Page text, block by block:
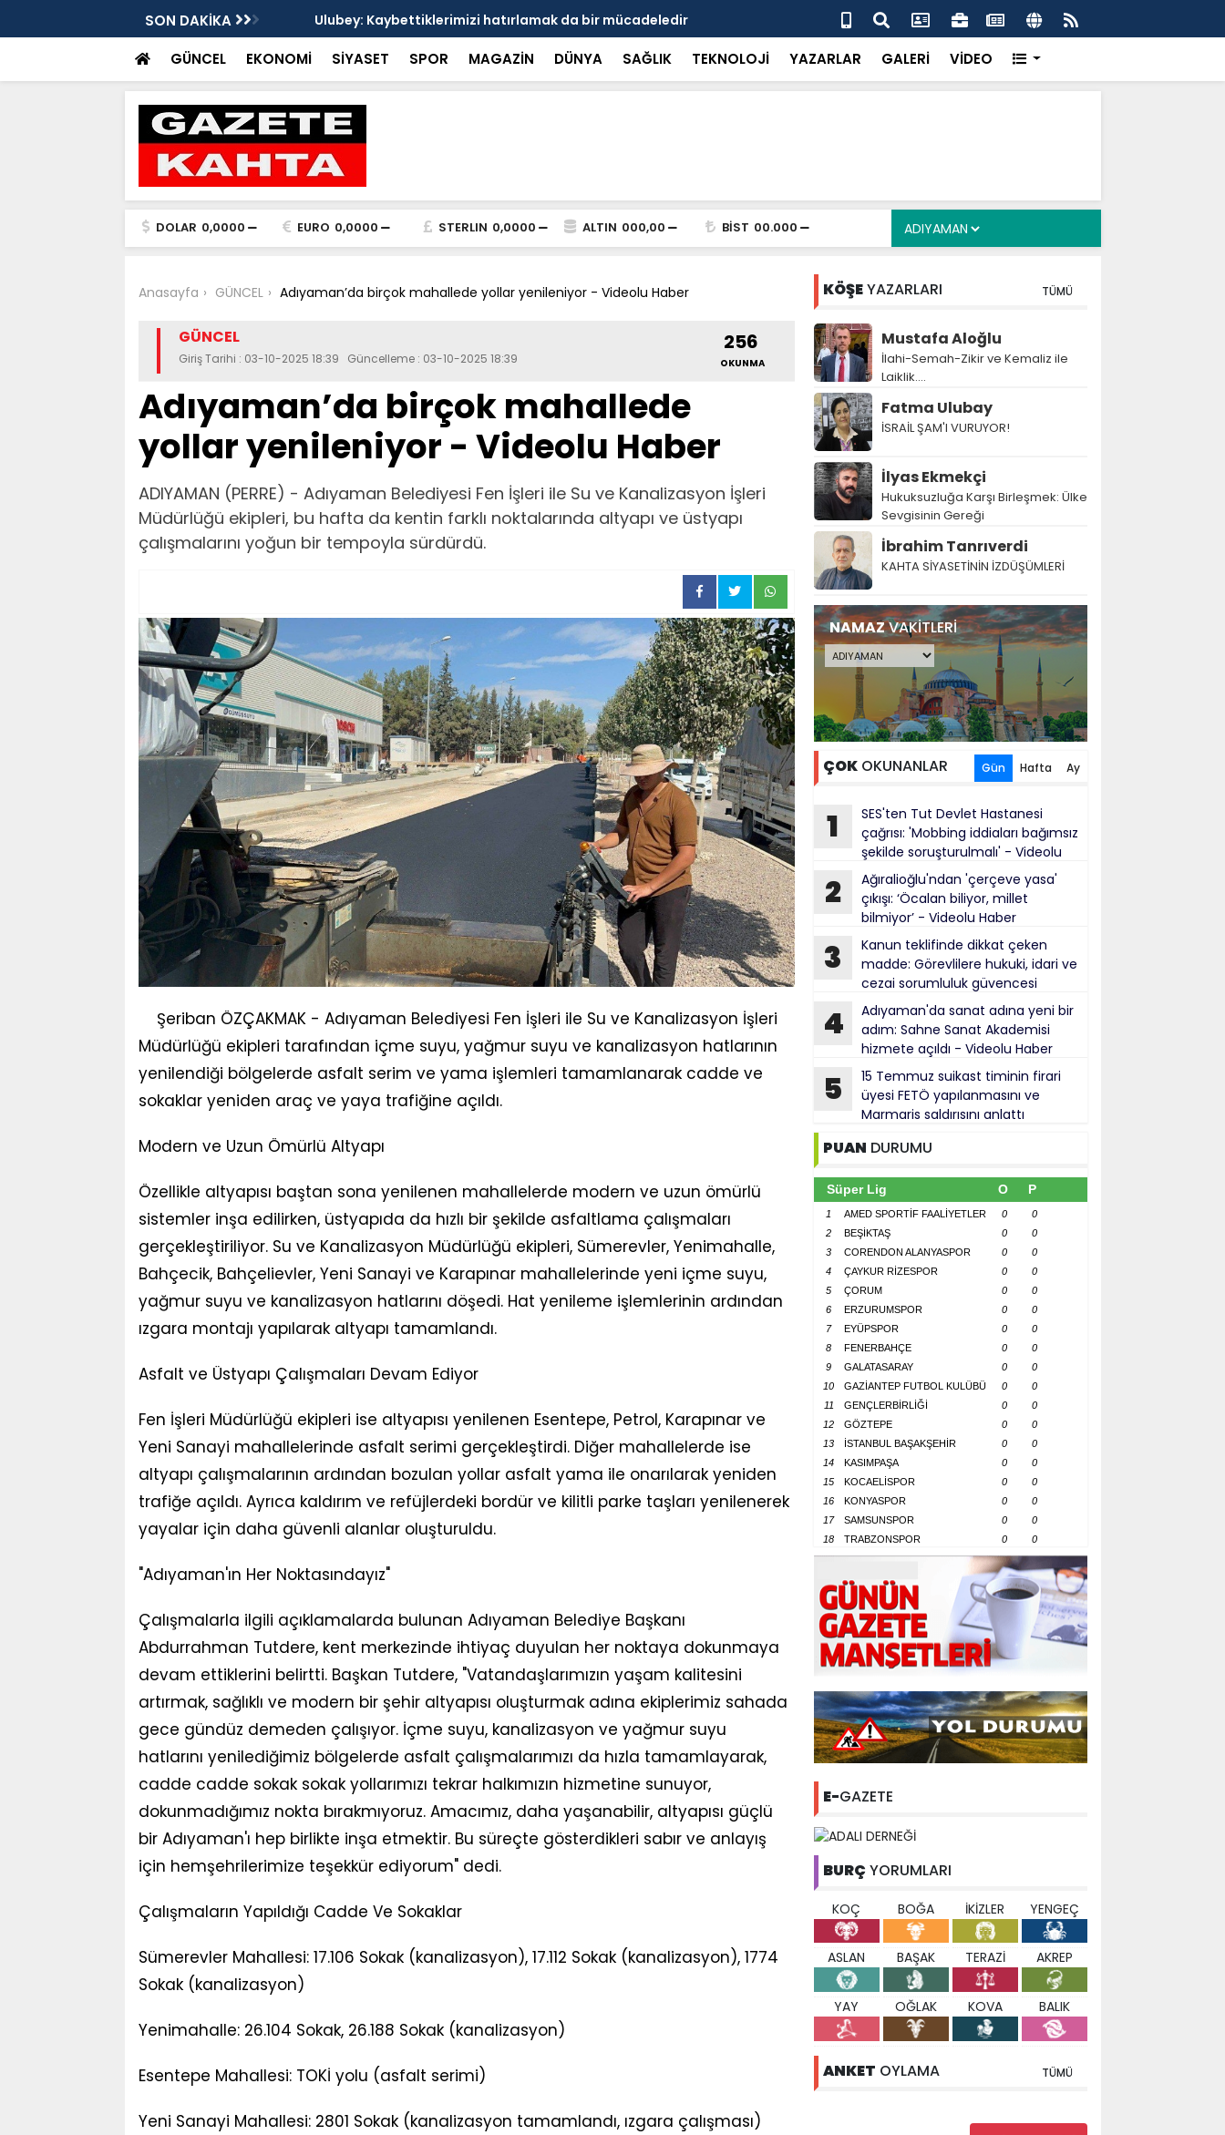
SON DAKİKA
yangın - Videolu Haber Ulubey: Kaybettiklerimizi hatırlamak da bir mücadeledir Başkan Hallaç, Gençlik Merkezi inşaatında incelemelerde bulundu
GÜNCEL EKONOMİ SİYASET SPOR MAGAZİN DÜNYA SAĞLIK TEKNOLOJİ YAZARLAR GALERİ VİDEO
DOLAR 0,0000 EURO 0,0000 STERLIN 0,0000 ALTIN 000,00 BİST 00.000
Anasayfa GÜNCEL Adıyaman’da birçok mahallede yollar yenileniyor - Videolu Haber
GÜNCEL
Giriş Tarihi : 03-10-2025 18:39 Güncelleme : 03-10-2025 18:39
256
OKUNMA
Adıyaman’da birçok mahallede
yollar yenileniyor - Videolu Haber
ADIYAMAN (PERRE) - Adıyaman Belediyesi Fen İşleri ile Su ve Kanalizasyon İşleri
Müdürlüğü ekipleri, bu hafta da kentin farklı noktalarında altyapı ve üstyapı
çalışmalarını yoğun bir tempoyla sürdürdü.
Şeriban ÖZÇAKMAK - Adıyaman Belediyesi Fen İşleri ile Su ve Kanalizasyon İşleri
Müdürlüğü ekipleri tarafından içme suyu, yağmur suyu ve kanalizasyon hatlarının
yenilendiği bölgelerde asfalt serim ve yama işlemleri tamamlanarak cadde ve
sokaklar yeniden araç ve yaya trafiğine açıldı.
Modern ve Uzun Ömürlü Altyapı
Özellikle altyapısı baştan sona yenilenen mahallelerde modern ve uzun ömürlü
sistemler inşa edilirken, üstyapıda da hızlı bir şekilde asfaltlama çalışmaları
gerçekleştiriliyor. Su ve Kanalizasyon Müdürlüğü ekipleri, Sümerevler, Yenimahalle,
Bahçecik, Bahçelievler, Yeni Sanayi ve Karapınar mahallelerinde yeni içme suyu,
yağmur suyu ve kanalizasyon hatlarını döşedi. Hat yenileme işlemlerinin ardından
ızgara montajı yapılarak altyapı tamamlandı.
Asfalt ve Üstyapı Çalışmaları Devam Ediyor
Fen İşleri Müdürlüğü ekipleri ise altyapısı yenilenen Esentepe, Petrol, Karapınar ve
Yeni Sanayi mahallelerinde asfalt serimi gerçekleştirdi. Diğer mahallelerde ise
altyapı çalışmalarının ardından bozulan yollar asfalt yama ile onarılarak yeniden
trafiğe açıldı. Ayrıca kaldırım ve refüjlerdeki bordür ve kilitli parke taşları yenilenerek
yayalar için daha güvenli alanlar oluşturuldu.
"Adıyaman'ın Her Noktasındayız"
Çalışmalarla ilgili açıklamalarda bulunan Adıyaman Belediye Başkanı
Abdurrahman Tutdere, kent merkezinde ihtiyaç duyulan her noktaya dokunmaya
devam ettiklerini belirtti. Başkan Tutdere, "Vatandaşlarımızın yaşam kalitesini
artırmak, sağlıklı ve modern bir şehir altyapısı oluşturmak adına ekiplerimiz sahada
gece gündüz demeden çalışıyor. İçme suyu, kanalizasyon ve yağmur suyu
hatlarını yenilediğimiz bölgelerde asfalt çalışmalarımızı da hızla tamamlayarak,
cadde cadde sokak sokak yollarımızı tekrar halkımızın hizmetine sunuyor,
dokunmadığımız nokta bırakmıyoruz. Amacımız, daha yaşanabilir, altyapısı güçlü
bir Adıyaman'ı hep birlikte inşa etmektir. Bu süreçte gösterdikleri sabır ve anlayış
için hemşehrilerimize teşekkür ediyorum" dedi.
Çalışmaların Yapıldığı Cadde Ve Sokaklar
Sümerevler Mahallesi: 17.106 Sokak (kanalizasyon), 17.112 Sokak (kanalizasyon), 1774
Sokak (kanalizasyon)
Yenimahalle: 26.104 Sokak, 26.188 Sokak (kanalizasyon)
Esentepe Mahallesi: TOKİ yolu (asfalt serimi)
Yeni Sanayi Mahallesi: 2801 Sokak (kanalizasyon tamamlandı, ızgara çalışması)
KÖŞEYAZARLARI TÜMÜ
Mustafa Aloğlu
İlahi-Semah-Zikir ve Kemaliz ile
Laiklik….
Fatma Ulubay
İSRAİL ŞAM'I VURUYOR!
İlyas Ekmekçi
Hukuksuzluğa Karşı Birleşmek: Ülke
Sevgisinin Gereği
İbrahim Tanrıverdi
KAHTA SİYASETİNİN İZDÜŞÜMLERİ
NAMAZVAKİTLERİ
ÇOKOKUNANLAR Gün Hafta Ay
1
SES'ten Tut Devlet Hastanesi
çağrısı: 'Mobbing iddiaları bağımsız
şekilde soruşturulmalı' - Videolu
2
Ağıralioğlu'ndan 'çerçeve yasa'
çıkışı: ‘Öcalan biliyor, millet
bilmiyor’ - Videolu Haber
3
Kanun teklifinde dikkat çeken
madde: Görevlilere hukuki, idari ve
cezai sorumluluk güvencesi
4
Adıyaman'da sanat adına yeni bir
adım: Sahne Sanat Akademisi
hizmete açıldı - Videolu Haber
5
15 Temmuz suikast timinin firari
üyesi FETÖ yapılanmasını ve
Marmaris saldırısını anlattı
PUAN DURUMU
Süper Lig O P
1 AMED SPORTİF FAALİYETLER 0
0
2
BEŞİKTAŞ 0
0
3
CORENDON ALANYASPOR 0
0
4
ÇAYKUR RİZESPOR 0
0
5
ÇORUM 0
0
6
ERZURUMSPOR 0
0
7
EYÜPSPOR 0
0
8
FENERBAHÇE 0
0
9
GALATASARAY 0
0
10
GAZİANTEP FUTBOL KULÜBÜ 0
0
11
GENÇLERBİRLİĞİ 0
0
12
GÖZTEPE 0
0
13
İSTANBUL BAŞAKŞEHİR 0
0
14
KASIMPAŞA 0
0
15
KOCAELİSPOR 0
0
16
KONYASPOR 0
0
17
SAMSUNSPOR 0
0
18
TRABZONSPOR 0 0
E-GAZETE
BURÇ YORUMLARI
KOÇ BOĞA İKİZLER YENGEÇ
ASLAN BAŞAK TERAZİ AKREP
YAY OĞLAK KOVA BALIK
ANKET OYLAMA TÜMÜ